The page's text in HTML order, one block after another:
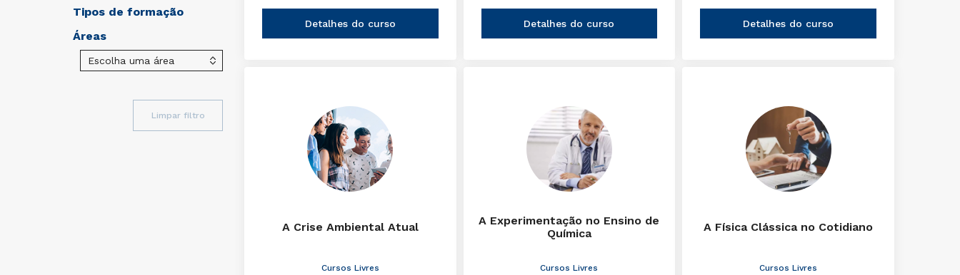
Tipos de formação
Áreas
Limpar filtro
Detalhes do curso Detalhes do curso Detalhes do curso
A Crise Ambiental Atual
Cursos Livres
A Experimentação no Ensino de
Química
Cursos Livres
A Física Clássica no Cotidiano
Cursos Livres